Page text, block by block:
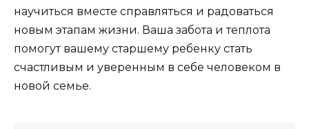
научиться вместе справляться и радоваться
новым этапам жизни. Ваша забота и теплота
помогут вашему старшему ребенку стать
счастливым и уверенным в себе человеком в
новой семье.